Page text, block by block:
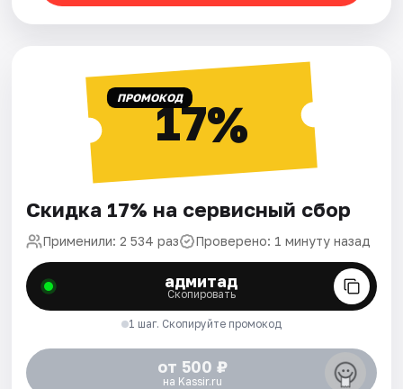
ПРОМОКОД17%
Скидка 17% на сервисный сбор
Применили: 2 534 раз Проверено: 1 минуту назад
адмитад
Скопировать
1 шаг. Скопируйте промокод
от 500 ₽
на Kassir.ru